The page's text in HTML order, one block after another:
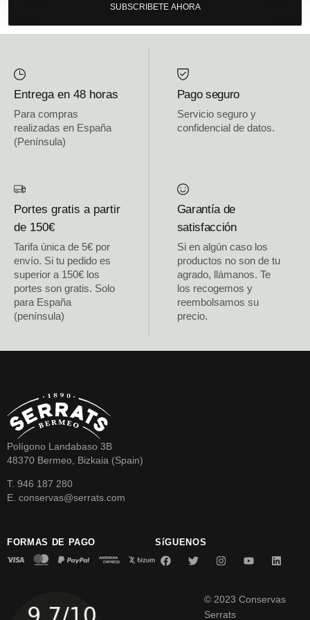
SUBSCRIBETE AHORA
Entrega en 48 horas
Para compras
realizadas en España
(Península)
Pago seguro
Servicio seguro y
confidencial de datos.
Portes gratis a partir
de 150€
Tarifa única de 5€ por
envío. Si tu pedido es
superior a 150€ los
portes son gratis. Solo
para España
(península)
Garantía de
satisfacción
Si en algún caso los
productos no son de tu
agrado, llámanos. Te
los recogemos y
reembolsamos su
precio.
Polígono Landabaso 3B
48370 Bermeo, Bizkaia (Spain)
T. 946 187 280
E. conservas@serrats.com
FORMAS DE PAGO SíGUENOS
© 2023 Conservas
Serrats